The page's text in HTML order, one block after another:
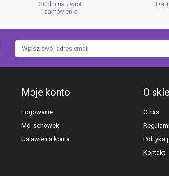
30 dni na zwrot
zamówienia
Moje konto
Logowanie
Mój schowek
Ustawienia konta
O
O nas
Polityka
Kontakt